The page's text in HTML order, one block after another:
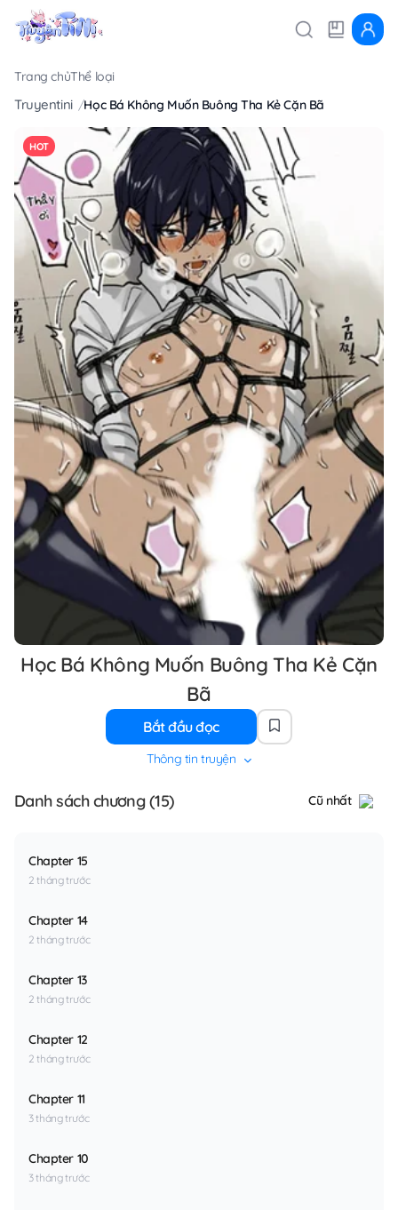
Trang chủThể loại
Truyentini Học Bá Không Muốn Buông Tha Kẻ Cặn Bã
HOT
Học Bá Không Muốn Buông Tha Kẻ Cặn
Bã
Bắt đầu đọc
Thông tin truyện
Danh sách chương (15) Cũ nhất
Chapter 15
2 tháng trước
Chapter 14
2 tháng trước
Chapter 13
2 tháng trước
Chapter 12
2 tháng trước
Chapter 11
3 tháng trước
Chapter 10
3 tháng trước